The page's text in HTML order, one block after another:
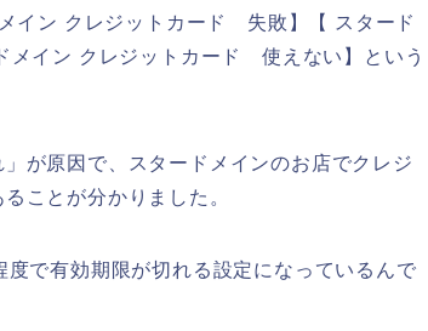
イン クレジットカード 失敗】【 スタード
イン クレジットカード 使えない】という
が原因で、スタードメインのお店でクレジ
ことが分かりました。
で有効期限が切れる設定になっているんで